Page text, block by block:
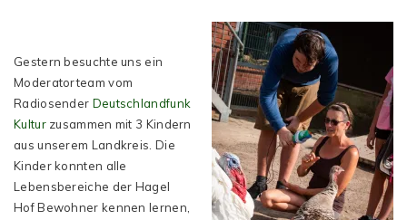
Gestern besuchte uns ein
Moderatorteam vom
Radiosender Deutschlandfunk
Kulturzusammen mit 3 Kindern
aus unserem Landkreis. Die
Kinder konnten alle
Lebensbereiche der Hagel
Hof Bewohner kennen lernen,